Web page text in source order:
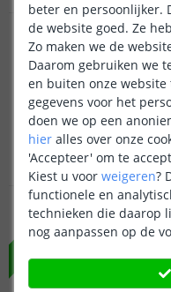
1-
8,
NIEUW
2-
Voor 23:45
beter en persoonlijker.
de website goed. Ze
Zo maken we de
Daarom gebruiken we
en buiten onze
gegevens voor het
doen we op een
hier alles over onze
'Accepteer' om te
Kiest u voor weigeren?
functionele en
technieken die daarop
nog aanpassen op de